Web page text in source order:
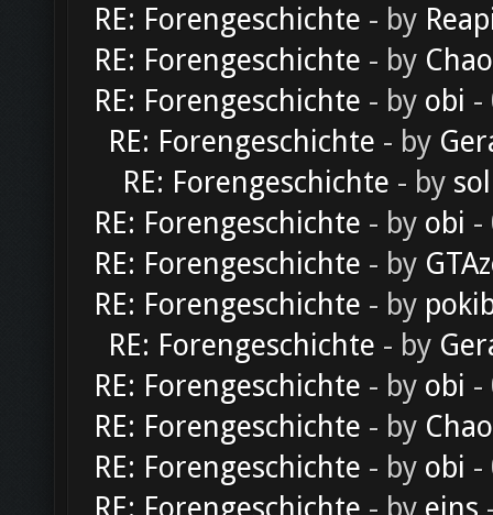
RE: Forengeschichte - by
RE: Forengeschichte - by
RE: Forengeschichte - by obi -
RE: Forengeschichte - by
RE: Forengeschichte - by
RE: Forengeschichte - by obi -
RE: Forengeschichte - by
RE: Forengeschichte - by
RE: Forengeschichte - by
RE: Forengeschichte - by obi -
RE: Forengeschichte - by
RE: Forengeschichte - by obi -